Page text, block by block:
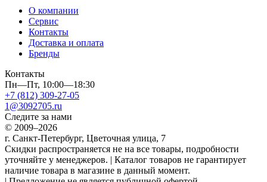
О компании
Сервис
Контакты
Доставка и оплата
Бренды
Контакты
Пн—Пт, 10:00—18:30
+7 (812) 309-27-05
1@3092705.ru
Следите за нами
© 2009–2026
г. Санкт-Петербург, Цветочная улица, 7
Скидки распространяется не на все товары, подробности
уточняйте у менеджеров. | Каталог товаров не гарантирует
наличие товара в магазине в данный момент.